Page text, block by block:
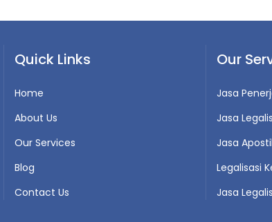
Quick Links
Home
About Us
Our Services
Blog
Contact Us
Our
Jasa
Jasa
Jasa
Legalisasi
Jasa